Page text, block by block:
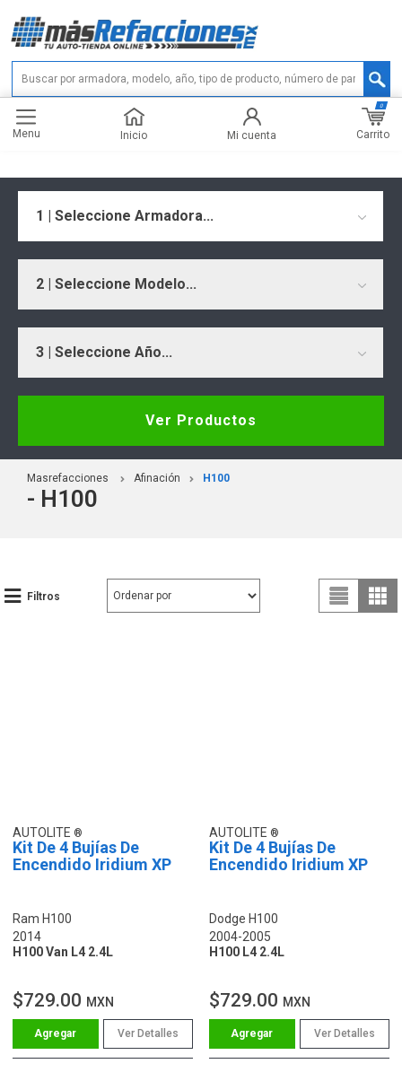
Menu Inicio Mi cuenta Carrito
0
1 | Seleccione Armadora...
2 | Seleccione Modelo...
3 | Seleccione Año...
Ver Productos
Masrefacciones Afinación H100
- H100
Filtros
AUTOLITE
Kit De 4 Bujías De
Encendido Iridium XP
Ram H100
2014
H100 Van L4 2.4L
$729.00 MXN
Ver Detalles
AUTOLITE
Kit De 4 Bujías De
Encendido Iridium XP
Dodge H100
2004-2005
H100 L4 2.4L
$729.00 MXN
Ver Detalles